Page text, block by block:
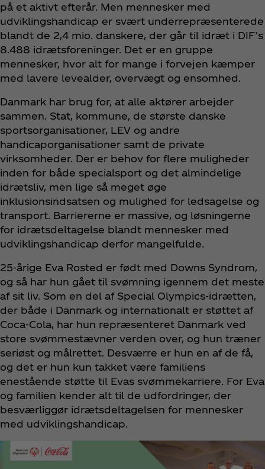
på et aktivt efterår. Men mennesker med
udviklingshandicap er svært underrepræsenterede
blandt de 2,4 mio. danskere, der går til idræt i DIF’s
8.488 idrætsforeninger. Det er en gruppe
mennesker, hvor alt for mange i forvejen kæmper
med lavere levealder, overvægt og ensomhed.
Danmark har brug for, at alle aktører arbejder
sammen. Stat, kommune, de største danske
sportsorganisationer, LEV og andre
handicaporganisationer samt de private
virksomheder. Der er behov for flere muligheder
inden for både specialsport og det almindelige
idrætsliv, men lige så meget øge
inklusionsindsatsen og mulighed for ledsagelse og
transport. Barriererne er massive, og løsningerne
for idrætsdeltagelse blandt mennesker med
udviklingshandicap derfor mangelfulde.
25-årige Eva Rosted er født med Downs Syndrom,
og så har hun gået til svømning igennem det meste
af sit liv. Som en del af Special Olympics-idrætten,
der både i Danmark og internationalt er støttet af
Coca‑Cola, har hun repræsenteret Danmark ved
store svømmestævner verden over, og hun træner
seriøst og målrettet. Desværre er hun en af de få,
og det er hun kun takket være familiens
enestående støtte til Evas svømmekarriere. For Eva
og familien kender alt til de udfordringer, der
besværliggør idrætsdeltagelsen for mennesker
med udviklingshandicap.